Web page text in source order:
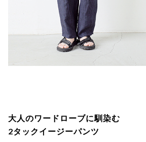
大人のワードローブに馴染む
2タックイージーパンツ